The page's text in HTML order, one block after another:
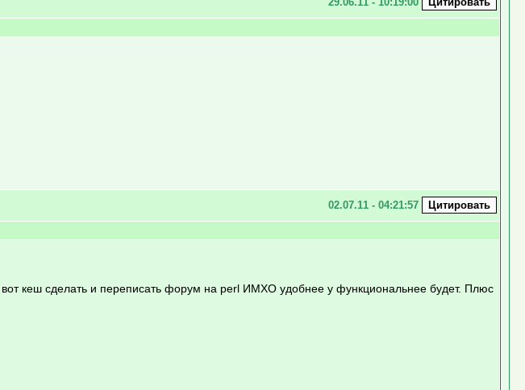
02.07.11 - 04:21:57
кеш сделать и переписать форум на perl ИМХО удобнее у функциональнее будет. Плюс